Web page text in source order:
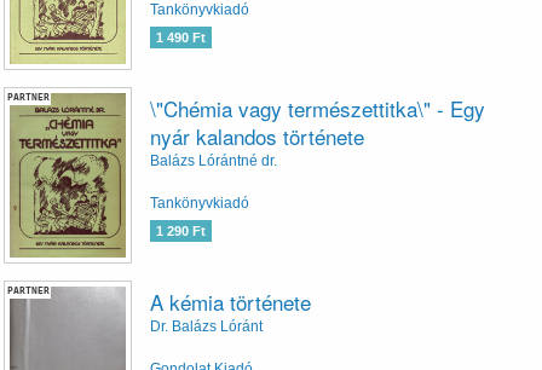
Tankönyvkiadó
1 490 Ft
PARTNER
\"Chémia vagy természettitka\" - Egy
nyár kalandos története
Balázs Lórántné dr.
Tankönyvkiadó
1 290 Ft
PARTNER A kémia története
Dr. Balázs Lóránt